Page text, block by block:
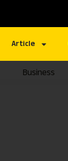
Article
Business